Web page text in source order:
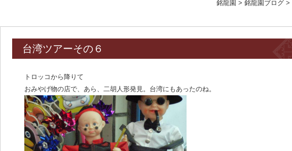
銘龍園 > 銘龍園ブログ >
台湾ツアーその６
トロッコから降りて
おみやげ物の店で、あら、二胡人形発見。台湾にもあったのね。